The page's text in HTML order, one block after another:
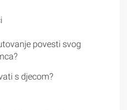
povesti svog
s djecom?